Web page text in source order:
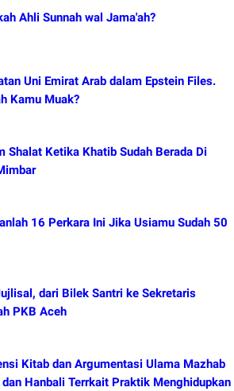
Ahli Sunnah wal Jama'ah?
Uni Emirat Arab dalam Epstein Files.
Kamu Muak?
Shalat Ketika Khatib Sudah Berada Di
16 Perkara Ini Jika Usiamu Sudah 50
dari Bilek Santri ke Sekretaris
PKB Aceh
Kitab dan Argumentasi Ulama Mazhab
Hanbali Terrkait Praktik Menghidupkan